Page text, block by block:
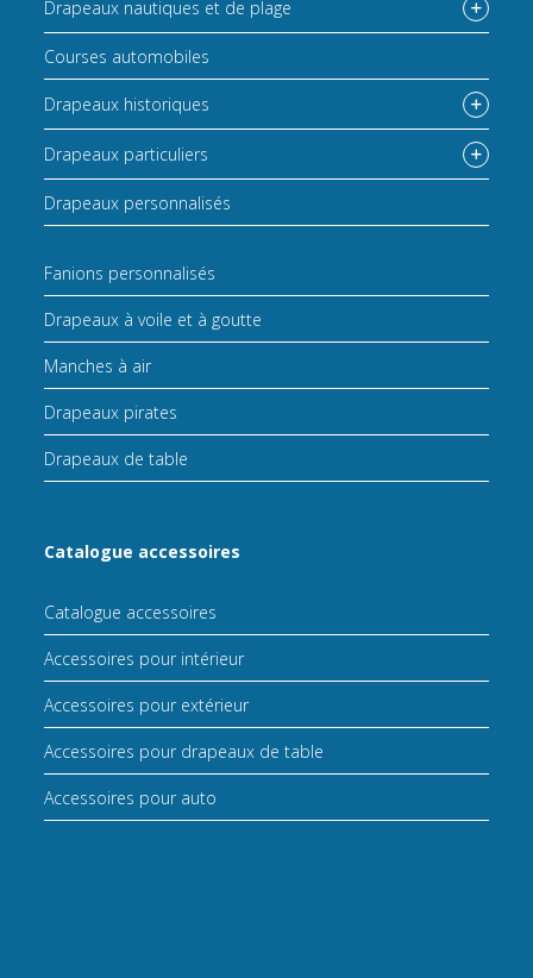
Drapeaux nautiques et de plage
Courses automobiles
Drapeaux historiques
Drapeaux particuliers
Drapeaux personnalisés
Fanions personnalisés
Drapeaux à voile et à goutte
Manches à air
Drapeaux pirates
Drapeaux de table
Catalogue accessoires
Catalogue accessoires
Accessoires pour intérieur
Accessoires pour extérieur
Accessoires pour drapeaux de table
Accessoires pour auto